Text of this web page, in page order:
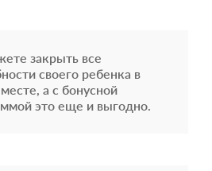
закрыть все
своего ребенка в
а с бонусной
это еще и выгодно.